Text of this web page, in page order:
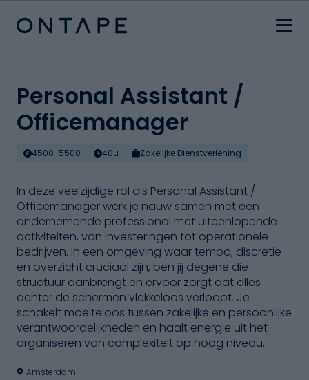
Personal Assistant /
Officemanager
4500-5500 40u Zakelijke Dienstverlening
In deze veelzijdige rol als Personal Assistant /
Officemanager werk je nauw samen met een
ondernemende professional met uiteenlopende
activiteiten, van investeringen tot operationele
bedrijven. In een omgeving waar tempo, discretie
en overzicht cruciaal zijn, ben jij degene die
structuur aanbrengt en ervoor zorgt dat alles
achter de schermen vlekkeloos verloopt. Je
schakelt moeiteloos tussen zakelijke en persoonlijke
verantwoordelijkheden en haalt energie uit het
organiseren van complexiteit op hoog niveau.
Amsterdam